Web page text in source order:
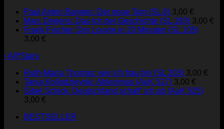
Paul Anton Bangen: Der neue Tom (SL 6) 3,00 €
Marc Degens: Das Ich der Geschichte (SL 193) 3,00 €
Frank Fischer: Der Louvre in 20 Minuten (SL 105)
3,00 €
› All*Stars
Ruth-Maria Thomas: wie ich frau bin (SL 203) 3,00 €
Tanja Kollodzieyski: Ableismus (AuK 527) 3,00 €
Sibel Schick: Deutschland schaff' ich ab (AuK 525)
3,00 €
BESTSELLER